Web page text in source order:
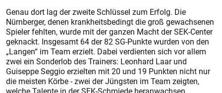
Genau dort lag der zweite Schlüssel zum Erfolg. Die
Nürnberger, denen krankheitsbedingt die groß gewachsenen
Spieler fehlten, wurde mit der ganzen Macht der SEK-Center
geknackt. Insgesamt 64 der 82 SG-Punkte wurden von den
„Langen“ im Team erzielt. Dabei verdienten sich vor allem
zwei ein Sonderlob des Trainers: Leonhard Laar und
Guiseppe Seggio erzielten mit 20 und 19 Punkten nicht nur
die meis­ten Körbe - zwei der Jüngsten im Team zeigten,